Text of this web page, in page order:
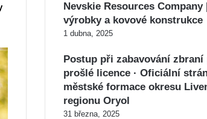
Nevskie Resources Company
výrobky a kovové konstrukce
1 dubna, 2025
Postup při zabavování zbraní
prošlé licence · Oficiální
městské formace okresu
regionu Oryol
31 března, 2025